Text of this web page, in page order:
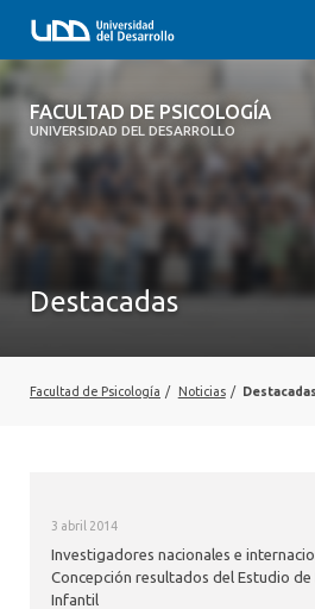
FACULTAD DE PSICOLOGÍA
UNIVERSIDAD DEL DESARROLLO
FACULTAD DE PSICOLOGÍA
ALUMNI PSICOLOGÍA UDD
SERVICIO DE PSICOLOGÍA INTEGRAL
Destacadas
Facultad de Psicología / Noticias / Destacadas
3 abril 2014
Investigadores nacionales e
Concepción resultados del Estudio
Infantil